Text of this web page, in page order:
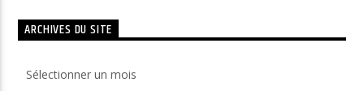
ARCHIVES DU SITE
du